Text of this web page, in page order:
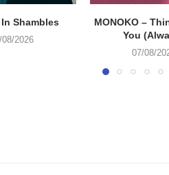
In Shambles
08/2026
MONOKO –
You
07/08/